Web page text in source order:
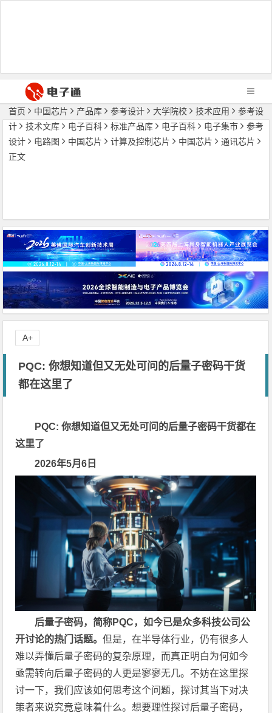
首页 中国芯片 产品库 参考设计 大学院校 技术应用
参考设
计
技术文库 电子百科 标准产品库 电子百科 电子集市
参考
设计
电路图 中国芯片 计算及控制芯片 中国芯片
通讯芯片
正文
PQC: 你想知道但又无处可问的后量子密码干货
都在这里了
PQC: 你想知道但又无处可问的后量子密码干货都在
这里了
2026年5月6日
后量子密码，简称PQC，如今已是众多科技公司公
开讨论的热门话题。但是，在半导体行业，仍有很多人
难以弄懂后量子密码的复杂原理，而真正明白为何如今
亟需转向后量子密码的人更是寥寥无几。不妨在这里探
讨一下，我们应该如何思考这个问题，探讨其当下对决
策者来说究竟意味着什么。想要理性探讨后量子密码，
A+